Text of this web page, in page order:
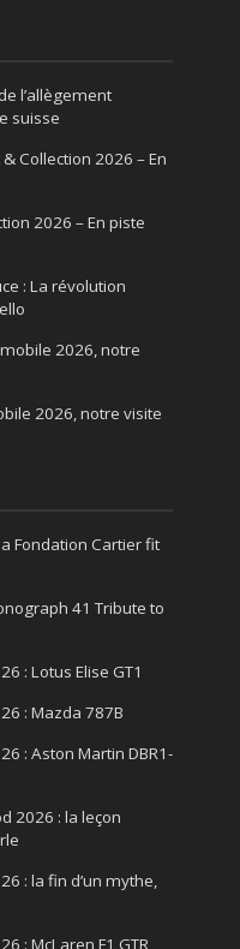
l’allègement
suisse
Collection 2026 – En
2026 – En piste
: La révolution
2026, notre
2026, notre visite
Fondation Cartier fit
41 Tribute to
: Lotus Elise GT1
: Mazda 787B
: Aston Martin DBR1-
2026 : la leçon
: la fin d’un mythe,
: McLaren F1 GTR